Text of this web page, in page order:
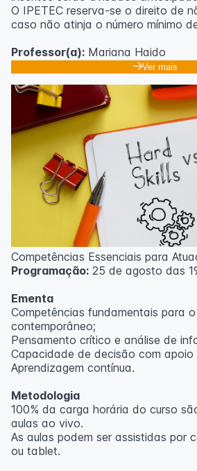
O IPETEC reserva-se o direito de
caso não atinja o número mínimo
Professor(a): Mariana Haido
Ver mais
Competências Essenciais para
Programação: 25 de agosto das
Ementa
Competências fundamentais para
contemporâneo;
Pensamento crítico e análise de
Capacidade de decisão com apoio
Aprendizagem contínua.
Metodologia
100% da carga horária do curso
aulas ao vivo.
As aulas podem ser assistidas por
ou tablet.